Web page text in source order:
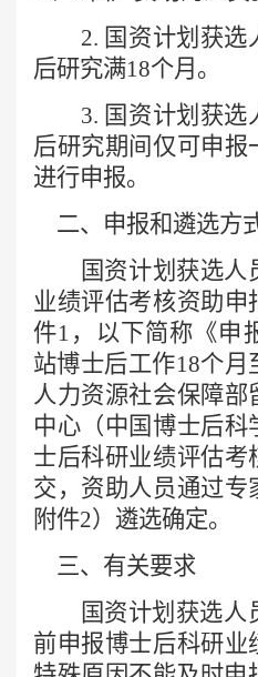
2. 国资计划获
后研究满18个月。
3. 国资计划获
后研究期间仅可申
进行申报。
二、申报和遴选方
国资计划获选
业绩评估考核资助
件1，以下简称《申
站博士后工作18个月
人力资源社会保障
中心（中国博士后
士后科研业绩评估考
交，资助人员通过专
附件2）遴选确定。
三、有关要求
国资计划获选人
前申报博士后科研业